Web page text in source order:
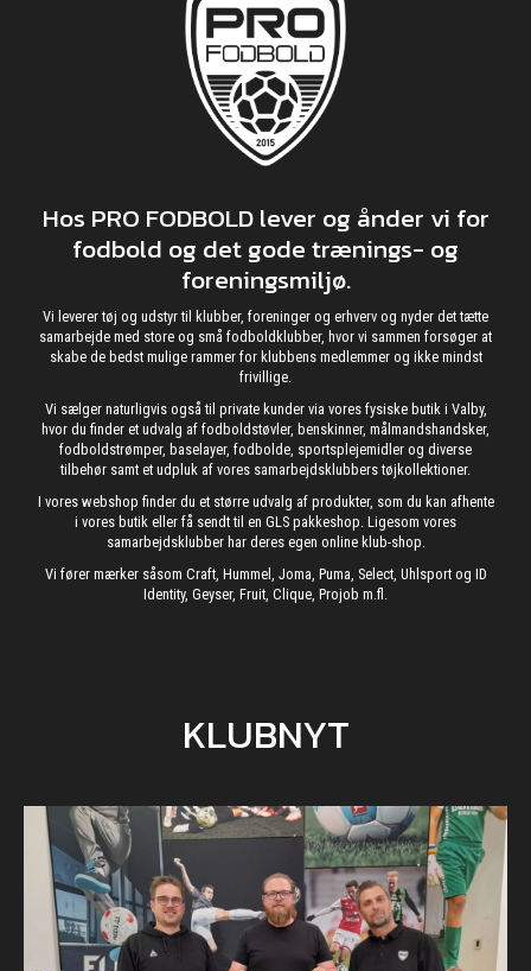
Hos PRO FODBOLD lever og ånder vi for
fodbold og det gode trænings- og
foreningsmiljø.
Vi leverer tøj og udstyr til klubber, foreninger og erhverv og nyder det tætte
samarbejde med store og små fodboldklubber, hvor vi sammen forsøger at
skabe de bedst mulige rammer for klubbens medlemmer og ikke mindst
frivillige.
Vi sælger naturligvis også til private kunder via vores fysiske butik i Valby,
hvor du finder et udvalg af fodboldstøvler, benskinner, målmandshandsker,
fodboldstrømper, baselayer, fodbolde, sportsplejemidler og diverse
tilbehør samt et udpluk af vores samarbejdsklubbers tøjkollektioner.
I vores webshop finder du et større udvalg af produkter, som du kan afhente
i vores butik eller få sendt til en GLS pakkeshop. Ligesom vores
samarbejdsklubber har deres egen online klub-shop.
Vi fører mærker såsom Craft, Hummel, Joma, Puma, Select, Uhlsport og ID
Identity, Geyser, Fruit, Clique, Projob m.fl.
KLUBNYT